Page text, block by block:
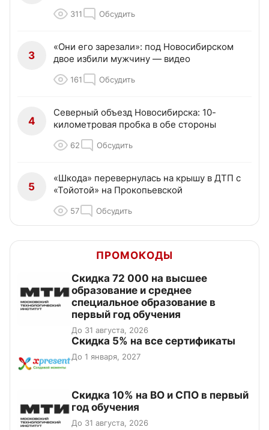
311 Обсудить
3
«Они его зарезали»: под Новосибирском
двое избили мужчину — видео
161 Обсудить
4
Северный объезд Новосибирска: 10-
километровая пробка в обе стороны
62 Обсудить
5
«Шкода» перевернулась на крышу в ДТП с
«Тойотой» на Прокопьевской
57 Обсудить
ПРОМОКОДЫ
Скидка 72 000 на высшее
образование и среднее
специальное образование в
первый год обучения
До 31 августа, 2026
Скидка 5% на все сертификаты
До 1 января, 2027
Скидка 10% на ВО и СПО в первый
год обучения
До 31 августа, 2026